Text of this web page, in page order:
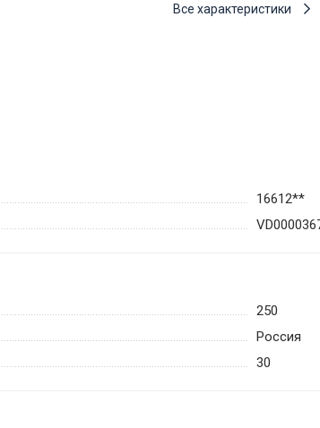
Все характеристики
16612**
250
Россия
30